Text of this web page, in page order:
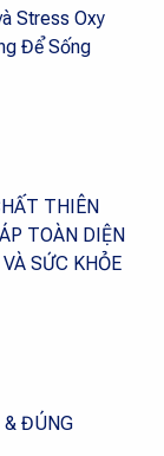
Stress Oxy
Để Sống
THIÊN
TOÀN DIỆN
SỨC KHỎE
& ĐÚNG